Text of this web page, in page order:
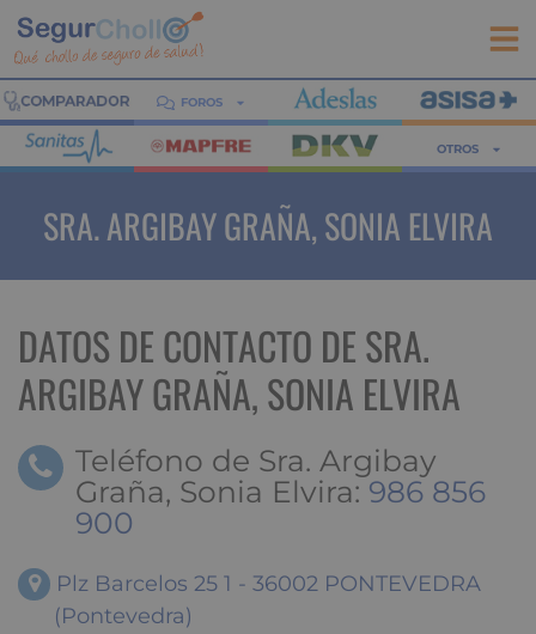
FOROS
OTROS
SRA. ARGIBAY GRAÑA, SONIA ELVIRA
DATOS DE CONTACTO DE SRA.
ARGIBAY GRAÑA, SONIA ELVIRA
Teléfono de Sra. Argibay
Graña, Sonia Elvira: 986 856
900
Plz Barcelos 25 1 - 36002 PONTEVEDRA
(Pontevedra)